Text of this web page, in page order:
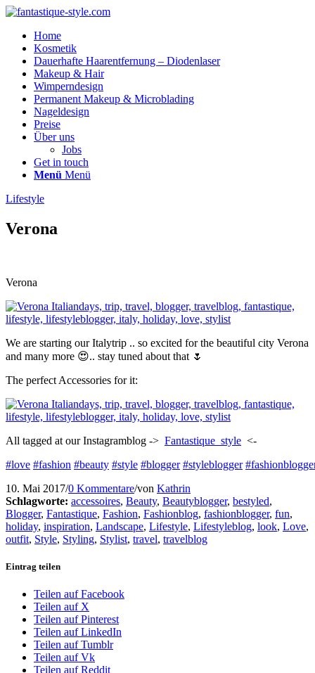
Home
Kosmetik
Dauerhafte Haarentfernung – Diodenlaser
Makeup & Hair
Wimperndesign
Permanent Makeup & Microblading
Nageldesign
Preise
Über uns
Jobs
Get in touch
Menü Menü
Lifestyle
Verona
Verona
We are starting our Italytrip .. so excited for the beautiful city Verona
and many more 😍.. stay tuned about that 🌷
The perfect Accessories for it:
All tagged at our Instagramblog -> Fantastique_style <-
#love #fashion #beauty #style #blogger #styleblogger
10. Mai 2017/0 Kommentare/von Kathrin
Schlagworte: accessoires, Beauty, Beautyblogger, bestyled,
Blogger, Fantastique, Fashion, Fashionblog, fashionblogger, fun,
holiday, inspiration, Landscape, Lifestyle, Lifestyleblog, look, Love,
outfit, Style, Styling, Stylist, travel, travelblog
Eintrag teilen
Teilen auf Facebook
Teilen auf X
Teilen auf Pinterest
Teilen auf LinkedIn
Teilen auf Tumblr
Teilen auf Vk
Teilen auf Reddit